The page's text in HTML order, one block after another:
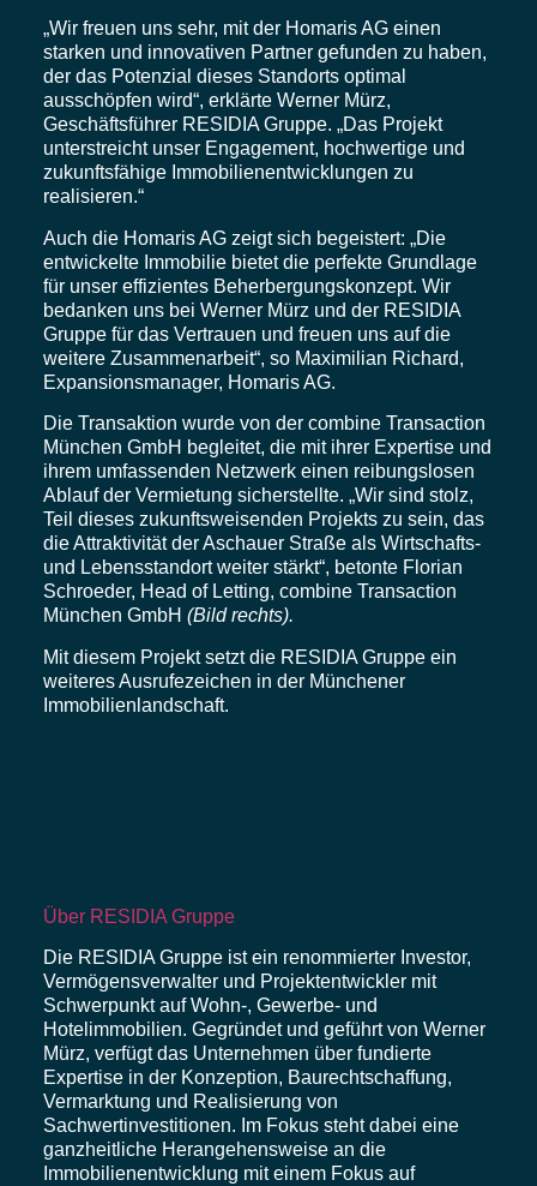
„Wir freuen uns sehr, mit der Homaris AG einen
starken und innovativen Partner gefunden zu haben,
der das Potenzial dieses Standorts optimal
ausschöpfen wird“, erklärte Werner Mürz,
Geschäftsführer RESIDIA Gruppe. „Das Projekt
unterstreicht unser Engagement, hochwertige und
zukunftsfähige Immobilienentwicklungen zu
realisieren.“
Auch die Homaris AG zeigt sich begeistert: „Die
entwickelte Immobilie bietet die perfekte Grundlage
für unser effizientes Beherbergungskonzept. Wir
bedanken uns bei Werner Mürz und der RESIDIA
Gruppe für das Vertrauen und freuen uns auf die
weitere Zusammenarbeit“, so Maximilian Richard,
Expansionsmanager, Homaris AG.
Die Transaktion wurde von der combine Transaction
München GmbH begleitet, die mit ihrer Expertise und
ihrem umfassenden Netzwerk einen reibungslosen
Ablauf der Vermietung sicherstellte. „Wir sind stolz,
Teil dieses zukunftsweisenden Projekts zu sein, das
die Attraktivität der Aschauer Straße als Wirtschafts-
und Lebensstandort weiter stärkt“, betonte Florian
Schroeder, Head of Letting, combine Transaction
München GmbH (Bild rechts).
Mit diesem Projekt setzt die RESIDIA Gruppe ein
weiteres Ausrufezeichen in der Münchener
Immobilienlandschaft.
Über RESIDIA Gruppe
Die RESIDIA Gruppe ist ein renommierter Investor,
Vermögensverwalter und Projektentwickler mit
Schwerpunkt auf Wohn-, Gewerbe- und
Hotelimmobilien. Gegründet und geführt von Werner
Mürz, verfügt das Unternehmen über fundierte
Expertise in der Konzeption, Baurechtschaffung,
Vermarktung und Realisierung von
Sachwertinvestitionen. Im Fokus steht dabei eine
ganzheitliche Herangehensweise an die
Immobilienentwicklung mit einem Fokus auf